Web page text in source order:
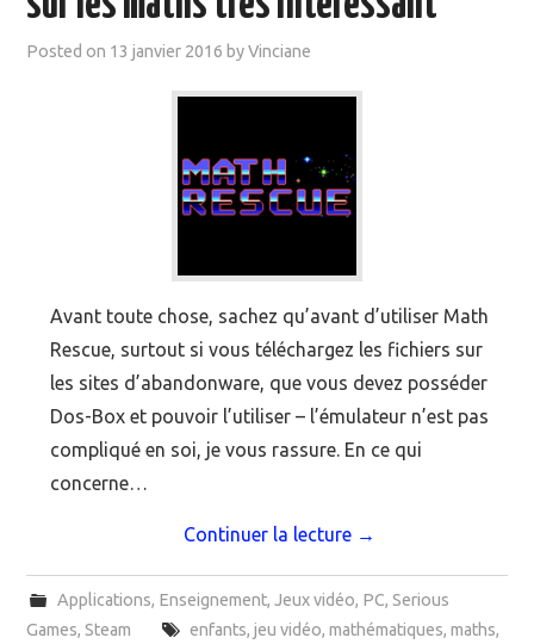
Posted on 13 janvier 2016 byVinciane
Avant toute chose, sachez qu’avant d’utiliser Math
Rescue, surtout si vous téléchargez les fichiers sur
les sites d’abandonware, que vous devez posséder
Dos-Box et pouvoir l’utiliser – l’émulateur n’est pas
compliqué en soi, je vous rassure. En ce qui
concerne…
Continuer la lecture →
Applications, Enseignement, Jeux vidéo, PC, Serious
Games, Steam enfants, jeu vidéo, mathématiques, maths,